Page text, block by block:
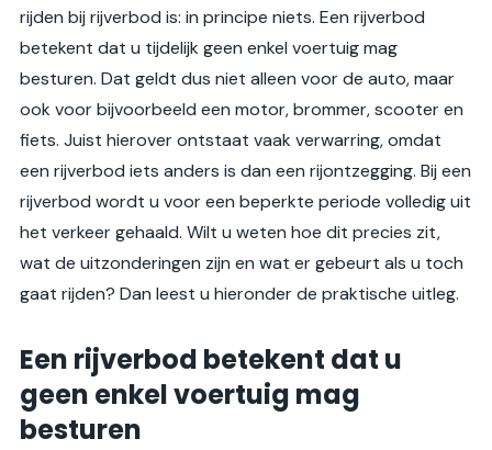
rijden bij rijverbod is: in principe niets. Een rijverbod
betekent dat u tijdelijk geen enkel voertuig mag
besturen. Dat geldt dus niet alleen voor de auto, maar
ook voor bijvoorbeeld een motor, brommer, scooter en
fiets. Juist hierover ontstaat vaak verwarring, omdat
een rijverbod iets anders is dan een rijontzegging. Bij een
rijverbod wordt u voor een beperkte periode volledig uit
het verkeer gehaald. Wilt u weten hoe dit precies zit,
wat de uitzonderingen zijn en wat er gebeurt als u toch
gaat rijden? Dan leest u hieronder de praktische uitleg.
Een rijverbod betekent dat u
geen enkel voertuig mag
besturen